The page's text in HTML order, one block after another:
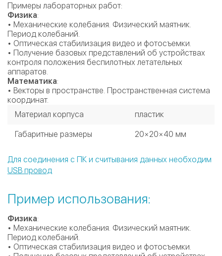
Примеры лабораторных работ:
Физика:
• Механические колебания. Физический маятник.
Период колебаний.
• Оптическая стабилизация видео и фотосъемки.
• Получение базовых представлений об устройствах
контроля положения беспилотных летательных
аппаратов.
Математика:
• Векторы в пространстве. Пространственная система
координат.
Количество осей измерений
Материал корпуса
Материал корпуса пластик
Габаритные размеры 20×20×40 мм
Для соединения с ПК и считывания данных необходим
USB провод
Пример использования:
Физика:
• Механические колебания. Физический маятник.
Период колебаний.
• Оптическая стабилизация видео и фотосъемки.